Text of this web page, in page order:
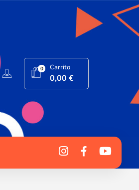
0 Carrito
0,00€